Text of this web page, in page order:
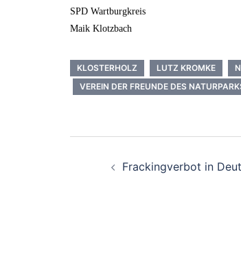
SPD Wartburgkreis
Maik Klotzbach
KLOSTERHOLZ LUTZ KROMKE
VEREIN DER FREUNDE DES
Frackingverbot in